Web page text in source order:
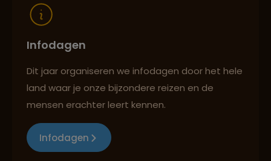
Infodagen
Dit jaar organiseren we infodagen door het hele
land waar je onze bijzondere reizen en de
mensen erachter leert kennen.
Infodagen